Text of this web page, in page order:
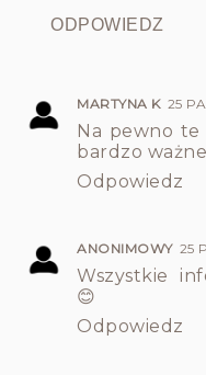
ODPOWIEDZ
MARTYNA K 25
Na pewno te
bardzo
Odpowiedz
ANONIMOWY 25
Wszystkie
😊
Odpowiedz